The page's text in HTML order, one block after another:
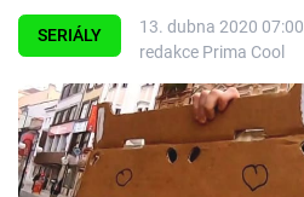
Témata
Filmy
Seriály
SERIÁLY
13. dubna 2020 07:00
redakce Prima Cool